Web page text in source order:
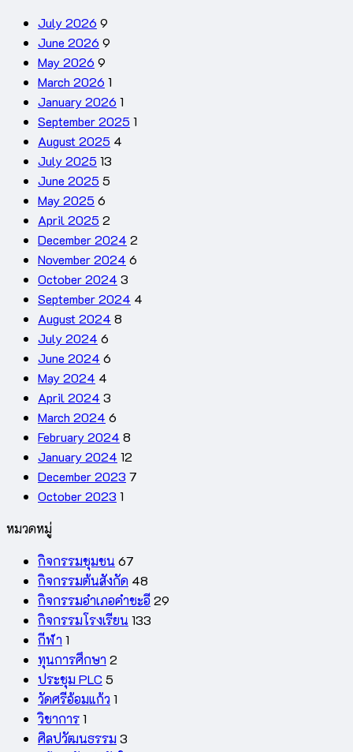
July 2026 9
June 2026 9
May 2026 9
March 2026 1
January 2026 1
September 2025 1
August 2025 4
July 2025 13
June 2025 5
May 2025 6
April 2025 2
December 2024 2
November 2024 6
October 2024 3
September 2024 4
August 2024 8
July 2024 6
June 2024 6
May 2024 4
April 2024 3
March 2024 6
February 2024 8
January 2024 12
December 2023 7
October 2023 1
หมวดหมู่
กิจกรรมชุมชน 67
กิจกรรมต้นสังกัด 48
กิจกรรมอำเภอคำชะอี 29
กิจกรรมโรงเรียน 133
กีฬา 1
ทุนการศึกษา 2
ประชุม PLC 5
วัดศรีอ้อมแก้ว 1
วิชาการ1
ศิลปวัฒนธรรม 3